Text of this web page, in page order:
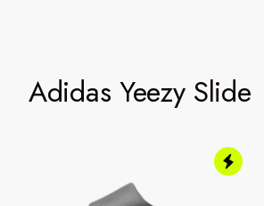
Adidas Yeezy Slide